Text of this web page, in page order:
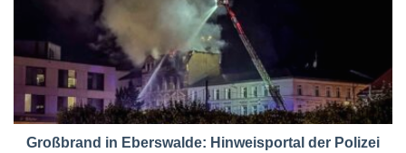
Großbrand in Eberswalde: Hinweisportal der Polizei